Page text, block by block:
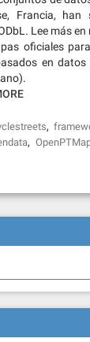
Francia, han
Lee más
oficiales
en datos
,
,